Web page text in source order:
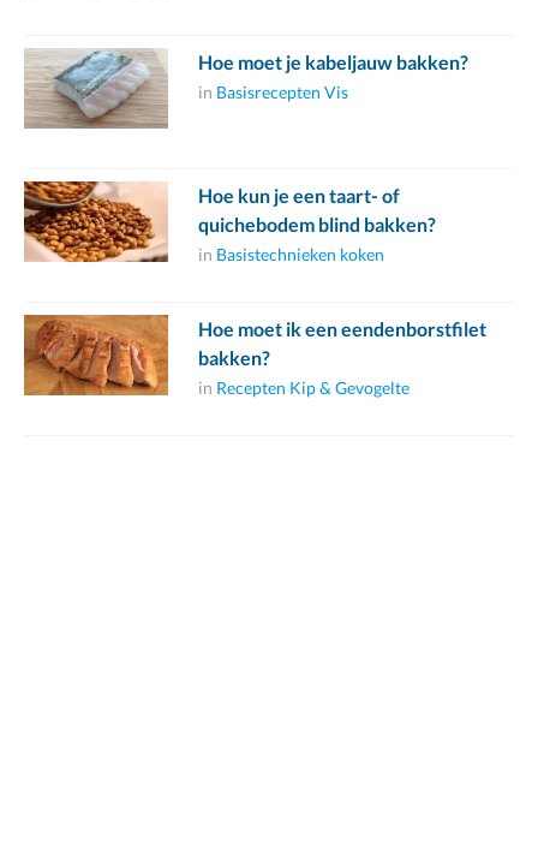
Hoe moet je kabeljauw bakken?
in Basisrecepten Vis
Hoe kun je een taart- of
quichebodem blind bakken?
in Basistechnieken koken
Hoe moet ik een eendenborstfilet
bakken?
in Recepten Kip & Gevogelte